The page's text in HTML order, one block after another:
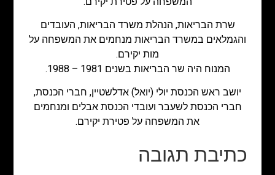
שרת הבריאות, הנהלת משרד הבריאות, העובדים
והגמלאים במשרד הבריאות מנחמים את המשפחה על
מות יקירם.
המנוח היה שר הבריאות בשנים 1981 – 1988.
יושב ראש הכנסת יולי (יואל) אדלשטיין, חברי הכנסת,
חברי הכנסת לשעבר ועובדי הכנסת אבלים ומנחמים
את המשפחה על פטירת יקירם.
כתיבת תגובה